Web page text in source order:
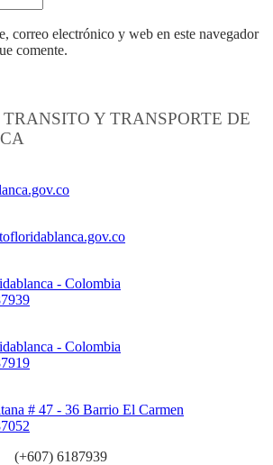
correo electrónico y web en este navegador
comente.
Y TRANSPORTE DE
- Colombia
- Colombia
# 47 - 36 Barrio El Carmen
(+607) 6187939